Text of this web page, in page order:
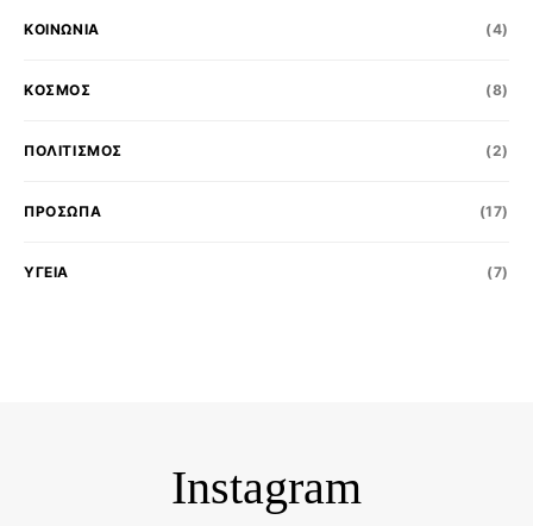
ΚΟΙΝΩΝΊΑ (4)
ΚΟΣΜΟΣ (8)
ΠΟΛΙΤΙΣΜΌΣ (2)
ΠΡΟΣΩΠΑ (17)
ΥΓΕΙΑ (7)